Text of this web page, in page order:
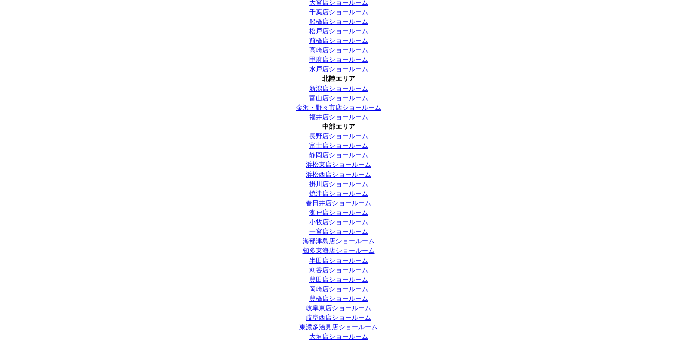
大宮店ショールーム
千葉店ショールーム
船橋店ショールーム
松戸店ショールーム
前橋店ショールーム
高崎店ショールーム
甲府店ショールーム
水戸店ショールーム
北陸エリア
新潟店ショールーム
富山店ショールーム
金沢・野々市店ショールーム
福井店ショールーム
中部エリア
長野店ショールーム
富士店ショールーム
静岡店ショールーム
浜松東店ショールーム
浜松西店ショールーム
掛川店ショールーム
焼津店ショールーム
春日井店ショールーム
瀬戸店ショールーム
小牧店ショールーム
一宮店ショールーム
海部津島店ショールーム
知多東海店ショールーム
半田店ショールーム
刈谷店ショールーム
豊田店ショールーム
岡崎店ショールーム
豊橋店ショールーム
岐阜東店ショールーム
岐阜西店ショールーム
東濃多治見店ショールーム
大垣店ショールーム